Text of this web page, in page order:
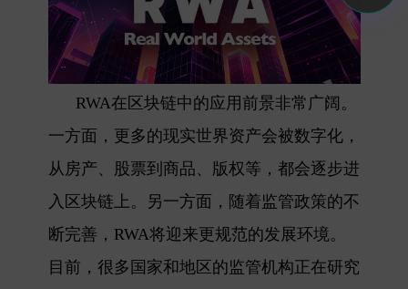
RWA在区块链中的应用前景非常广阔。
一方面，更多的现实世界资产会被数字化，
从房产、股票到商品、版权等，都会逐步进
入区块链上。另一方面，随着监管政策的不
断完善，RWA将迎来更规范的发展环境。
目前，很多国家和地区的监管机构正在研究